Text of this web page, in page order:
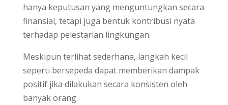
hanya keputusan yang menguntungkan secara
finansial, tetapi juga bentuk kontribusi nyata
terhadap pelestarian lingkungan.
Meskipun terlihat sederhana, langkah kecil
seperti bersepeda dapat memberikan dampak
positif jika dilakukan secara konsisten oleh
banyak orang.